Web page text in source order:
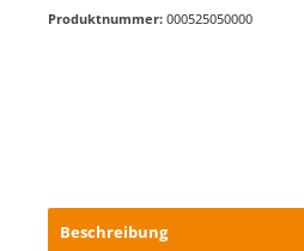
Produktnummer: 000525050000
Beschreibung